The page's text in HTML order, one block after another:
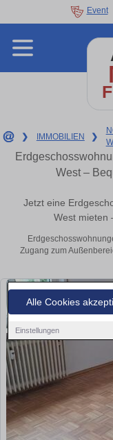
Alle Cookies
Einstellungen
Event
❯ IMMOBILIEN ❯
West –
Jetzt eine
West mieten
Zugang zum